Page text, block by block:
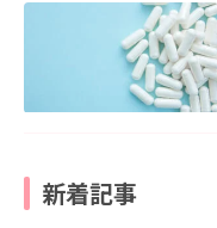
新着記事